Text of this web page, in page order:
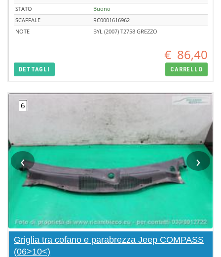
STATO
Buono
SCAFFALE
RC0001616962
NOTE
BYL (2007) T2758 GREZZO
€ 86,40
DETTAGLI CARRELLO
‹ ›
Griglia tra cofano e parabrezza Jeep COMPASS
(06>10<)